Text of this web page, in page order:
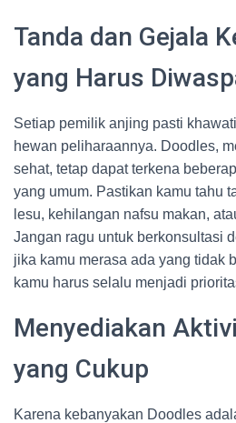
Tanda dan Gejala
yang Harus
Setiap pemilik anjing pasti
hewan peliharaannya. Doodles,
sehat, tetap dapat terkena
yang umum. Pastikan kamu tahu
lesu, kehilangan nafsu makan,
Jangan ragu untuk berkonsultasi
jika kamu merasa ada yang tidak
kamu harus selalu menjadi
Menyediakan
yang Cukup
Karena kebanyakan Doodles